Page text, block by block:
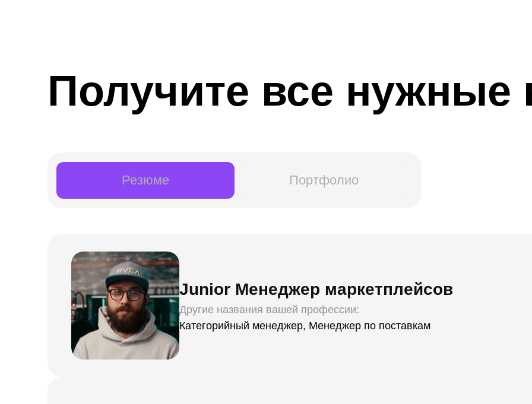
Получите все нужные
Резюме Портфолио
Junior Менеджер маркетплейсов
Другие названия вашей профессии:
Категорийный менеджер, Менеджер по поставкам